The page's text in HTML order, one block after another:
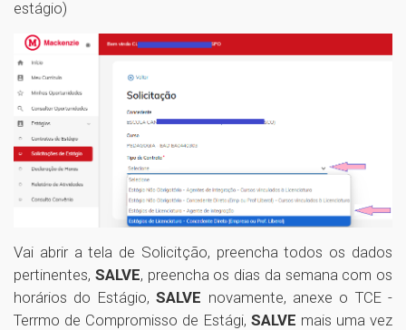
estágio)
Vai abrir a tela de Solicitção, preencha todos os dados
pertinentes, SALVE, preencha os dias da semana com os
horários do Estágio,SALVE novamente, anexe o TCE -
Terrmo de Compromisso de Estági, SALVE mais uma vez